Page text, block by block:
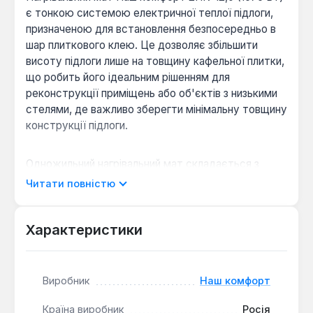
є тонкою системою електричної теплої підлоги,
призначеною для встановлення безпосередньо в
шар плиткового клею. Це дозволяє збільшити
висоту підлоги лише на товщину кафельної плитки,
що робить його ідеальним рішенням для
реконструкції приміщень або об'єктів з низькими
стелями, де важливо зберегти мінімальну товщину
конструкції підлоги.
Одножильний нагрівальний мат складається з
екранованого кабелю, надійно закріпленого на
Вт, що забезпечує ефективний обігрів площі до 12
нагрівального кабелю та матеріалів, що не
забезпечує механічну та електричну безпеку
Читати повністю
Характеристики
Виробник Наш комфорт
Країна виробник Росія